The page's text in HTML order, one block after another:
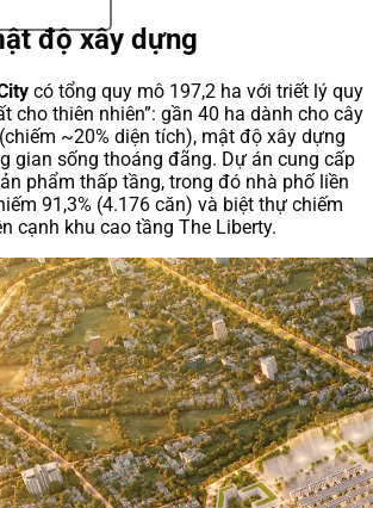
độ xây dựng
có tổng quy mô 197,2 ha với triết lý quy
cho thiên nhiên”: gần 40 ha dành cho cây
~20% diện tích), mật độ xây dựng
gian sống thoáng đãng. Dự án cung cấp
phẩm thấp tầng, trong đó nhà phố liền
91,3% (4.176 căn) và biệt thự chiếm
cạnh khu cao tầng The Liberty.